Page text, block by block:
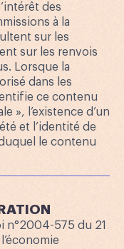
des
à la
sur les
sur les renvois
Lorsque la
dans les
ce contenu
», l’existence d’un
et l’identité de
le contenu
n°2004-575 du 21